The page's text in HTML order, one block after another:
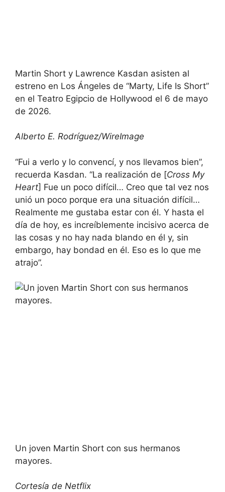
Martin Short y Lawrence Kasdan asisten al
estreno en Los Ángeles de “Marty, Life Is Short”
en el Teatro Egipcio de Hollywood el 6 de mayo
de 2026.
Alberto E. Rodríguez/WireImage
“Fui a verlo y lo convencí, y nos llevamos bien”,
recuerda Kasdan. “La realización de [Cross My
Heart] Fue un poco difícil… Creo que tal vez nos
unió un poco porque era una situación difícil…
Realmente me gustaba estar con él. Y hasta el
día de hoy, es increíblemente incisivo acerca de
las cosas y no hay nada blando en él y, sin
embargo, hay bondad en él. Eso es lo que me
atrajo”.
Un joven Martin Short con sus hermanos
mayores.
Cortesía de Netflix